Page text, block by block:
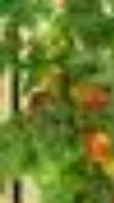
Fruits de Saison
PrintempsSaisons
Fruits de Saison